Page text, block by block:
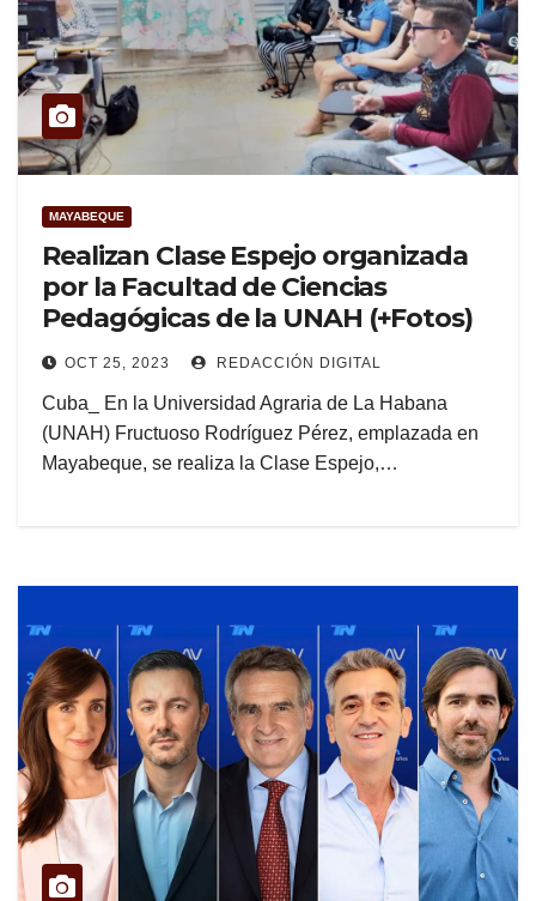
MAYABEQUE
Realizan Clase Espejo organizada
por la Facultad de Ciencias
Pedagógicas de la UNAH (+Fotos)
OCT 25, 2023 REDACCIÓN DIGITAL
Cuba_ En la Universidad Agraria de La Habana
(UNAH) Fructuoso Rodríguez Pérez, emplazada en
Mayabeque, se realiza la Clase Espejo,…